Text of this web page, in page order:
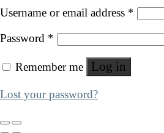
Username or email address *
Password *
Remember me Log in
Lost your password?